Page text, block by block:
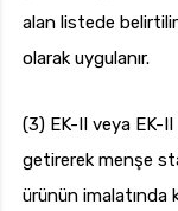
alan listede
olarak uygulanır.
(3) EK-II veya EK-II
getirerek menşe
ürünün imalatında